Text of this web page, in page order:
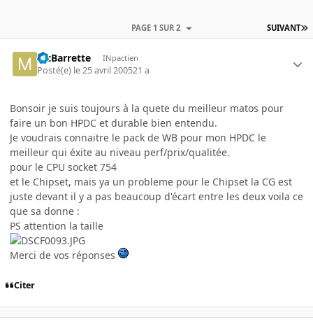
SUIVANT
PAGE 1 SUR 2
McBarrette INpactien
Posté(e) le 25 avril 200521 a
Bonsoir je suis toujours à la quete du meilleur matos pour
faire un bon HPDC et durable bien entendu.
Je voudrais connaitre le pack de WB pour mon HPDC le
meilleur qui éxite au niveau perf/prix/qualitée.
pour le CPU socket 754
et le Chipset, mais ya un probleme pour le Chipset la CG est
juste devant il y a pas beaucoup d'écart entre les deux voila ce
que sa donne :
PS attention la taille
Merci de vos réponses
Citer